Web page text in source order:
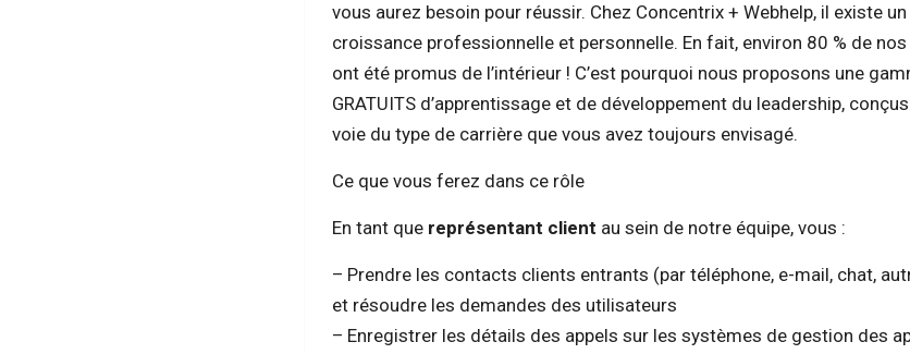
vous aurez besoin pour réussir. Chez Concentrix + Webhelp, il existe
croissance professionnelle et personnelle. En fait, environ 80 % de
ont été promus de l’intérieur ! C’est pourquoi nous proposons une
GRATUITS d’apprentissage et de développement du leadership,
voie du type de carrière que vous avez toujours envisagé.
Ce que vous ferez dans ce rôle
En tant que représentant client au sein de notre équipe, vous :
– Prendre les contacts clients entrants (par téléphone, e-mail, chat,
et résoudre les demandes des utilisateurs
– Enregistrer les détails des appels sur les systèmes de gestion des